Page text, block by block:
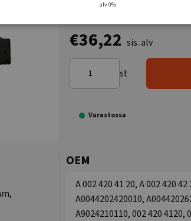
€36,22 sis. alv
st
Varastossa
OEM
A 002 420 41 20, A 002 420
A0044202420010,
A9024210110, 002 420 4120,
alv 0%